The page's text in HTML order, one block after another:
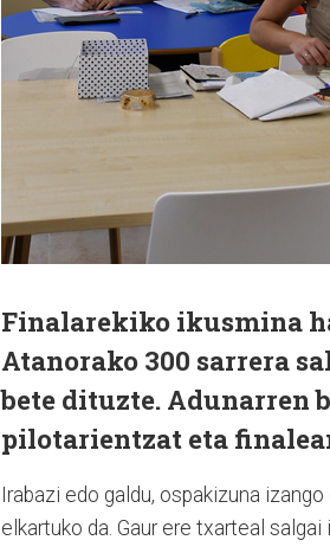
Finalarekiko ikusmina
Atanorako 300 sarrera
bete dituzte. Adunarren
pilotarientzat eta
Irabazi edo galdu, ospakizuna
elkartuko da. Gaur ere txarteal